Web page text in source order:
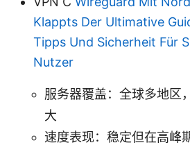
Klappts Der Ultimative
Tipps Und Sicherheit Für
Nutzer
服务器覆盖：全球多地区
大
速度表现：稳定但在高峰